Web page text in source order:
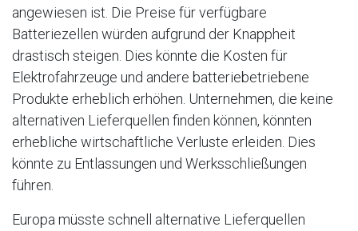
angewiesen ist. Die Preise für verfügbare
Batteriezellen würden aufgrund der Knappheit
drastisch steigen. Dies könnte die Kosten für
Elektrofahrzeuge und andere batteriebetriebene
Produkte erheblich erhöhen. Unternehmen, die keine
alternativen Lieferquellen finden können, könnten
erhebliche wirtschaftliche Verluste erleiden. Dies
könnte zu Entlassungen und Werksschließungen
führen.
Europa müsste schnell alternative Lieferquellen